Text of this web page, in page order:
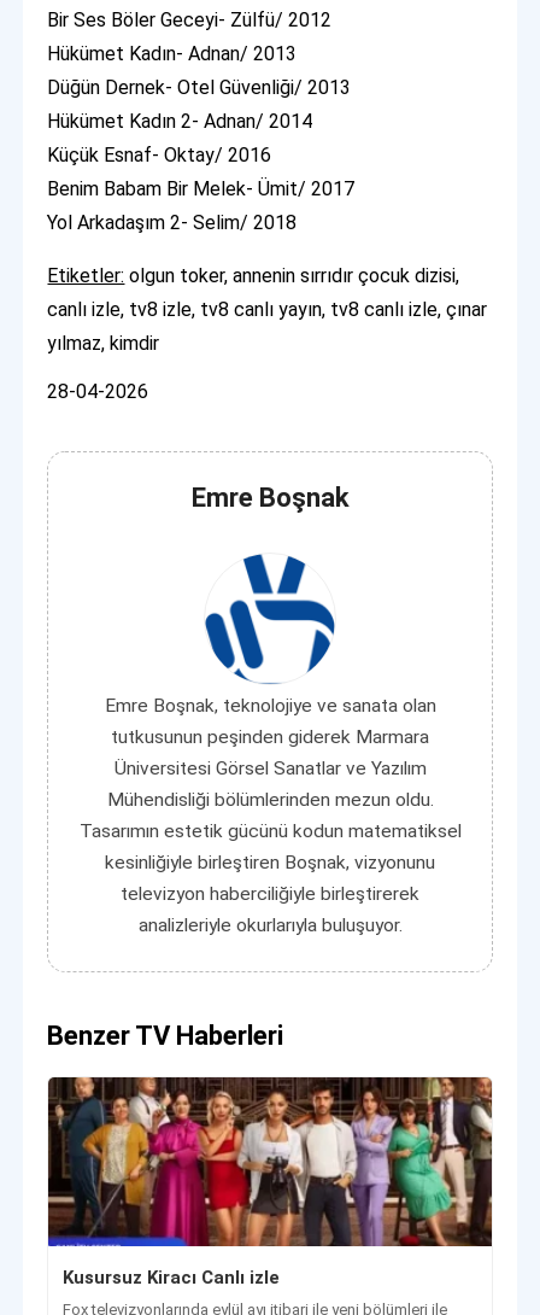
Bir Ses Böler Geceyi- Zülfü/ 2012
Hükümet Kadın- Adnan/ 2013
Düğün Dernek- Otel Güvenliği/ 2013
Hükümet Kadın 2- Adnan/ 2014
Küçük Esnaf- Oktay/ 2016
Benim Babam Bir Melek- Ümit/ 2017
Yol Arkadaşım 2- Selim/ 2018
Etiketler: olgun toker, annenin sırrıdır çocuk dizisi,
canlı izle, tv8 izle, tv8 canlı yayın, tv8 canlı izle, çınar
yılmaz, kimdir
28-04-2026
Emre Boşnak
Emre Boşnak, teknolojiye ve sanata olan
tutkusunun peşinden giderek Marmara
Üniversitesi Görsel Sanatlar ve Yazılım
Mühendisliği bölümlerinden mezun oldu.
Tasarımın estetik gücünü kodun matematiksel
kesinliğiyle birleştiren Boşnak, vizyonunu
televizyon haberciliğiyle birleştirerek
analizleriyle okurlarıyla buluşuyor.
Benzer TV Haberleri
Kusursuz Kiracı Canlı izle
Fox televizyonlarında eylül ayı itibari ile yeni bölümleri ile